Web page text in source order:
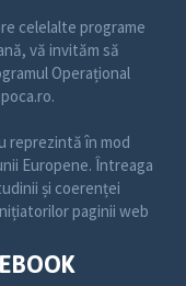
celelalte programe
vă invităm să
Operațional
reprezintă în mod
Europene. Întreaga
și coerenței
paginii web